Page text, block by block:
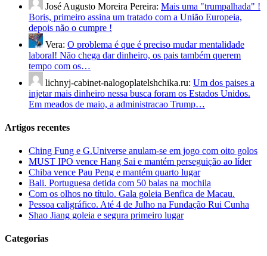
José Augusto Moreira Pereira: Mais uma "trumpalhada" !
Boris, primeiro assina um tratado com a União Europeia,
depois não o cumpre !
Vera: O problema é que é preciso mudar mentalidade
laboral! Não chega dar dinheiro, os pais também querem
tempo com os…
lichnyj-cabinet-nalogoplatelshchika.ru: Um dos paises a
injetar mais dinheiro nessa busca foram os Estados Unidos.
Em meados de maio, a administracao Trump…
Artigos recentes
Ching Fung e G.Universe anulam-se em jogo com oito golos
MUST IPO vence Hang Sai e mantém perseguição ao líder
Chiba vence Pau Peng e mantém quarto lugar
Bali. Portuguesa detida com 50 balas na mochila
Com os olhos no título. Gala goleia Benfica de Macau.
Pessoa caligráfico. Até 4 de Julho na Fundação Rui Cunha
Shao Jiang goleia e segura primeiro lugar
Categorias